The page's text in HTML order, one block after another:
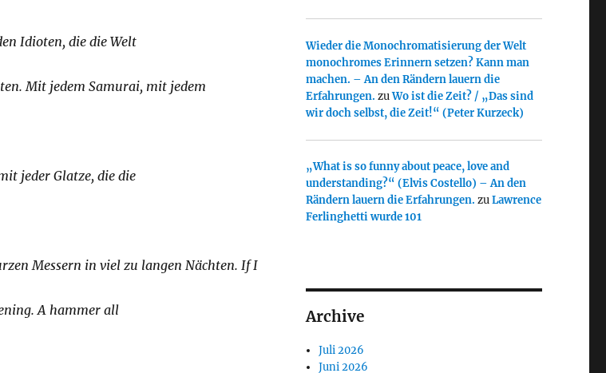
Idioten, die die Welt
Mit jedem Samurai, mit jedem
jeder Glatze, die die
Messern in viel zu langen Nächten. If I
A hammer all
Wieder die Monochromatisierung der Welt
monochromes Erinnern setzen? Kann man
machen. – An den Rändern lauern die
Erfahrungen. zuWo ist die Zeit? / „Das sind
wir doch selbst, die Zeit!“ (Peter Kurzeck)
„What is so funny about peace, love and
understanding?“ (Elvis Costello) – An den
Rändern lauern die Erfahrungen. zuLawrence
Ferlinghetti wurde 101
Archive
Juli 2026
Juni 2026